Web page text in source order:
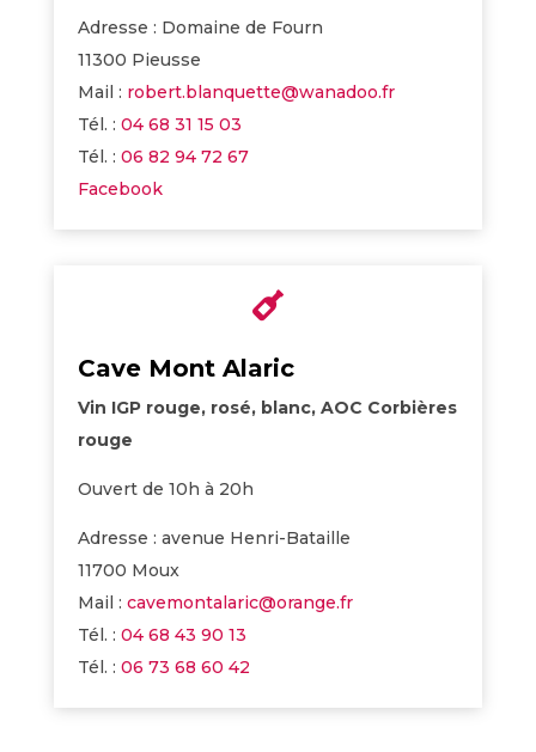
Adresse : Domaine de Fourn
11300 Pieusse
Mail : robert.blanquette@wanadoo.fr
Tél. : 04 68 31 15 03
Tél. : 06 82 94 72 67
Facebook

Cave Mont Alaric
Vin IGP rouge, rosé, blanc, AOC Corbières
rouge
Ouvert de 10h à 20h
Adresse : avenue Henri-Bataille
11700 Moux
Mail : cavemontalaric@orange.fr
Tél. : 04 68 43 90 13
Tél. : 06 73 68 60 42